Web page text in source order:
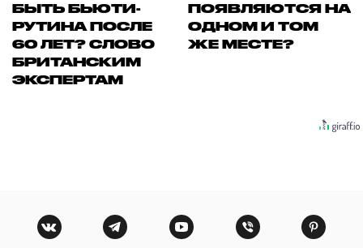
БЫТЬ БЬЮТИ-
РУТИНА ПОСЛЕ
60 ЛЕТ? СЛОВО
БРИТАНСКИМ
ЭКСПЕРТАМ
ПОЯВЛЯЮТСЯ НА
ОДНОМ И ТОМ
ЖЕ МЕСТЕ?